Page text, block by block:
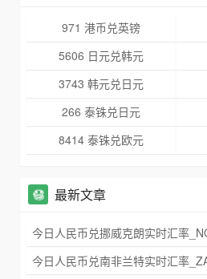
971 港币兑英镑
5606 日元兑韩元
3743 韩元兑日元
266 泰铢兑日元
8414 泰铢兑欧元
最新文章